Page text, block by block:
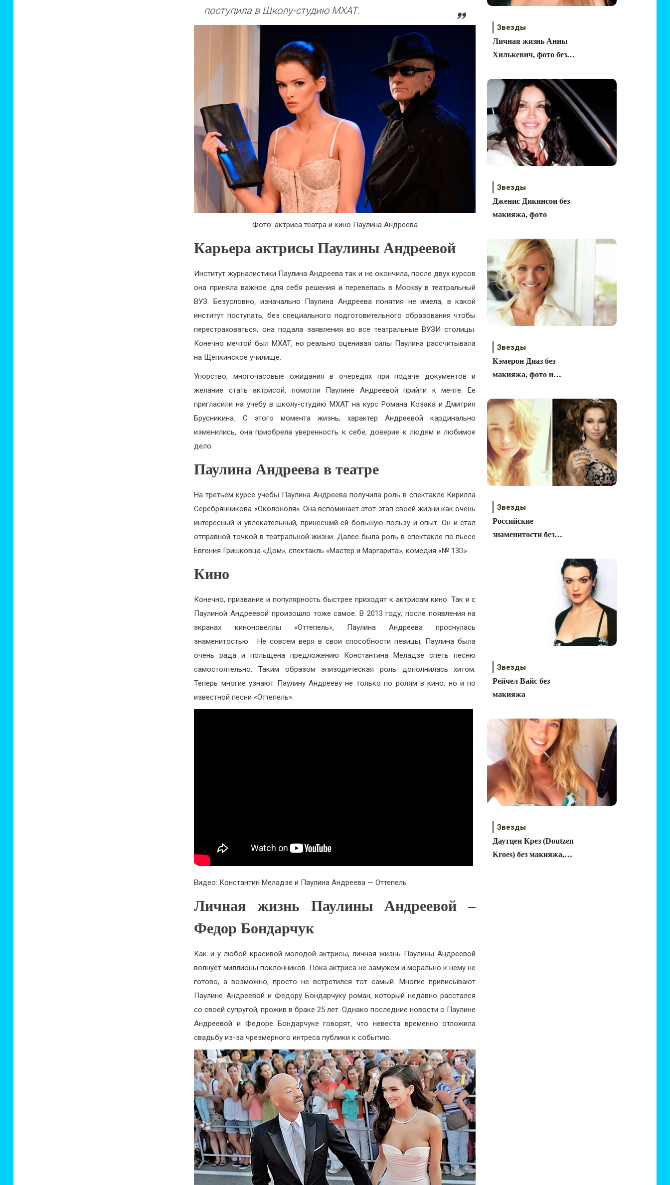
поступила в Школу-студию МХАТ.
Фото: актриса театра и кино Паулина Андреева
Карьера актрисы Паулины Андреевой
Институт журналистики Паулина Андреева так и не окончила, после двух курсов
она приняла важное для себя решения и перевелась в Москву в театральный
ВУЗ. Безусловно, изначально Паулина Андреева понятия не имела, в какой
институт поступать, без специального подготовительного образования чтобы
перестраховаться, она подала заявления во все театральные ВУЗИ столицы.
Конечно мечтой был МХАТ, но реально оценивая силы Паулина рассчитывала
на Щепкинское училище.
Упорство, многочасовые ожидания в очередях при подаче документов и
желание стать актрисой, помогли Паулине Андреевой прийти к мечте. Ее
пригласили на учебу в школу-студию МХАТ на курс Романа Козака и Дмитрия
Брусникина. С этого момента жизнь, характер Андреевой кардинально
изменились, она приобрела уверенность к себе, доверие к людям и любимое
дело.
Паулина Андреева в театре
На третьем курсе учебы Паулина Андреева получила роль в спектакле Кирилла
Серебрянникова «Околоноля». Она вспоминает этот этап своей жизни как очень
интересный и увлекательный, принесший ей большую пользу и опыт. Он и стал
отправной точкой в театральной жизни. Далее была роль в спектакле по пьесе
Евгения Гришковца «Дом», спектакль «Мастер и Маргарита», комедия «№ 13D».
Кино
Конечно, призвание и популярность быстрее приходят к актрисам кино. Так и с
Паулиной Андреевой произошло тоже самое. В 2013 году, после появления на
экранах киноновеллы «Оттепель», Паулина Андреева проснулась
знаменитостью. Не совсем веря в свои способности певицы, Паулина была
очень рада и польщена предложению Константина Меладзе спеть песню
самостоятельно. Таким образом эпизодическая роль дополнилась хитом.
Теперь многие узнают Паулину Андрееву не только по ролям в кино, но и по
известной песни «Оттепель».
Видео: Константин Меладзе и Паулина Андреева — Оттепель
Личная жизнь Паулины Андреевой –
Федор Бондарчук
Как и у любой красивой молодой актрисы, личная жизнь Паулины Андреевой
волнует миллионы поклонников. Пока актриса не замужем и морально к нему не
готово, а возможно, просто не встретился тот самый. Многие приписывают
Паулине Андреевой и Федору Бондарчуку роман, который недавно расстался
со своей супругой, прожив в браке 25 лет. Однако последние новости о Паулине
Андреевой и Федоре Бондарчуке говорят, что невеста временно отложила
свадьбу из-за чрезмерного интреса публики к событию.
Звезды
Личная жизнь Анны
Хилькевич, фото без
Звезды
Дженис Дикинсон без
макияжа, фото
Звезды
Кэмерон Диаз без
макияжа, фото и
Звезды
Российские
знаменитости без
Звезды
Рейчел Вайс без
макияжа
Звезды
Даутцен Крез (Doutzen
Kroes) без макияжа,